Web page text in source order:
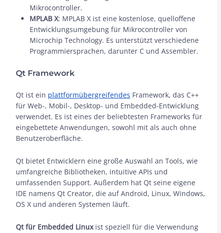
Mikrocontroller.
MPLAB X: MPLAB X ist eine kostenlose, quelloffene
Entwicklungsumgebung für Mikrocontroller von
Microchip Technology. Es unterstützt verschiedene
Programmiersprachen, darunter C und Assembler.
Qt Framework
Qt ist ein plattformübergreifendes Framework, das C++
für Web-, Mobil-, Desktop- und Embedded-Entwicklung
verwendet. Es ist eines der beliebtesten Frameworks für
eingebettete Anwendungen, sowohl mit als auch ohne
Benutzeroberfläche.
Qt bietet Entwicklern eine große Auswahl an Tools, wie
umfangreiche Bibliotheken, intuitive APIs und
umfassenden Support. Außerdem hat Qt seine eigene
IDE namens Qt Creator, die auf Android, Linux, Windows,
OS X und anderen Systemen läuft.
Qt für Embedded Linuxist speziell für die Verwendung